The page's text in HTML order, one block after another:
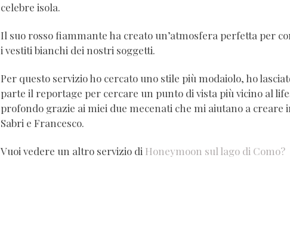
celebre isola.
Il suo rosso fiammante ha creato un’atmosfera perfetta per
i vestiti bianchi dei nostri soggetti.
Per questo servizio ho cercato uno stile più modaiolo, ho
parte il reportage per cercare un punto di vista più vicino al
profondo grazie ai miei due mecenati che mi aiutano a creare
Sabri e Francesco.
Vuoi vedere un altro servizio di Honeymoon sul lago di Como?